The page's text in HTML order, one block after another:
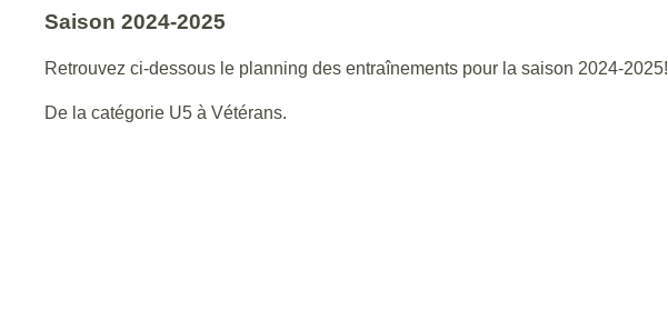
Saison 2024-2025
Retrouvez ci-dessous le planning des entraînements pour la saison 2024-2025!
De la catégorie U5 à Vétérans.